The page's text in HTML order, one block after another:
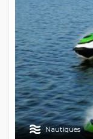
Nautiques